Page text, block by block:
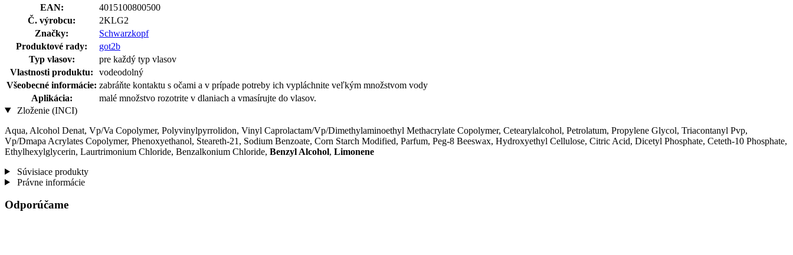
EAN:
4015100800500
Č. výrobcu:
2KLG2
Značky:
Schwarzkopf
Produktové rady:
got2b
Typ vlasov:
pre každý typ vlasov
Vlastnosti produktu:
vodeodolný
Všeobecné informácie: zabráňte kontaktu s očami a v prípade potreby ich vypláchnite veľkým množstvom vody
Aplikácia:
malé množstvo rozotrite v dlaniach a vmasírujte do vlasov.
Zloženie (INCI)
Aqua, Alcohol Denat, Vp/Va Copolymer, Polyvinylpyrrolidon, Vinyl Caprolactam/Vp/Dimethylaminoethyl Methacrylate Copolymer, Cetearylalcohol, Petrolatum, Propylene Glycol, Triacontanyl Pvp,
Vp/Dmapa Acrylates Copolymer, Phenoxyethanol, Steareth-21, Sodium Benzoate, Corn Starch Modified, Parfum, Peg-8 Beeswax, Hydroxyethyl Cellulose, Citric Acid, Dicetyl Phosphate, Ceteth-10 Phosphate,
Ethylhexylglycerin, Laurtrimonium Chloride, Benzalkonium Chloride, Benzyl Alcohol, Limonene
Súvisiace produkty
Právne informácie
Odporúčame